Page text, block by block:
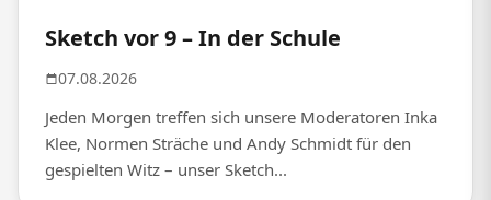
Sketch vor 9 – In der Schule
07.08.2026
Jeden Morgen treffen sich unsere Moderatoren Inka
Klee, Normen Sträche und Andy Schmidt für den
gespielten Witz – unser Sketch...